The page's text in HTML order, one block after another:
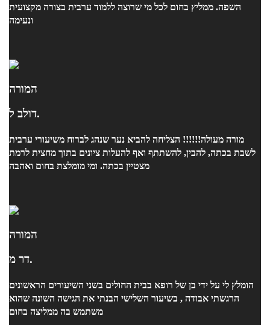
השפה. ממליץ בחום לכל מי שרוצה ללמוד ערבית בצורה מקצועית
ונעימה
המורה
דולב ל.
מורה מעולה!!!!!! הצליחה להביא נער שנהג לברוח משיעורי ערבית
לשבת בכתה, להבין, להשתתף ואף להעלות ציונים בתוך מחצית לרמת
מצטיין בכתה. ומי מומלצת בחום ואהבה
המורה
דר מ.
הומלץ לי על ידי בן של רופא בבית החולים בשני השיעורים הראשונים
הרגשתי אבודה , בשיעור השלישי הבנתי את הגישה השונה שהוא
משתמש בה ממליצה בחום